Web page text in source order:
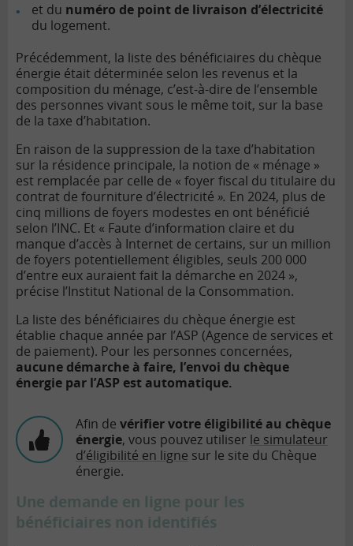
et du numéro de point de livraison d’électricité
du logement.
Précédemment, la liste des bénéficiaires du chèque
énergie était déterminée selon les revenus et la
composition du ménage, c’est-à-dire de l’ensemble
des personnes vivant sous le même toit, sur la base
de la taxe d’habitation.
En raison de la suppression de la taxe d’habitation
sur la résidence principale, la notion de « ménage »
est remplacée par celle de « foyer fiscal du titulaire du
contrat de fourniture d’électricité ». En 2024, plus de
cinq millions de foyers modestes en ont bénéficié
selon l’INC. Et « Faute d’information claire et du
manque d’accès à Internet de certains, sur un million
de foyers potentiellement éligibles, seuls 200 000
d’entre eux auraient fait la démarche en 2024 »,
précise l’Institut National de la Consommation.
La liste des bénéficiaires du chèque énergie est
établie chaque année par l’ASP (Agence de services et
de paiement). Pour les personnes concernées,
aucune démarche à faire, l’envoi du chèque
énergie par l’ASP est automatique.
Afin de vérifier votre éligibilité au chèque
énergie, vous pouvez utiliser le simulateur
d’éligibilité en ligne sur le site du Chèque
énergie.
Une demande en ligne pour les
bénéficiaires non identifiés